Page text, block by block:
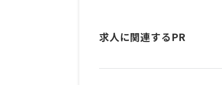
求人に関連するPR